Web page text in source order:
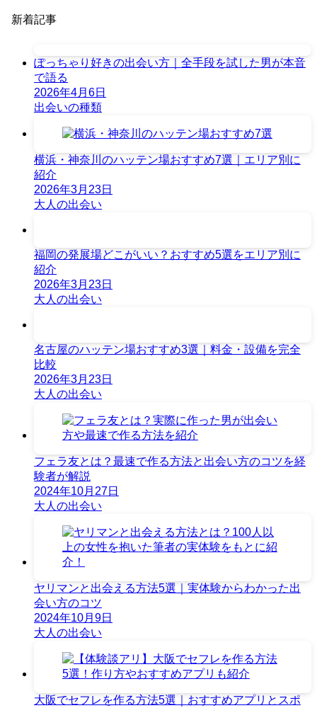
新着記事
ぽっちゃり好きの出会い方｜全手段を試した男が本音
で語る
2026年4月6日
出会いの種類
横浜・神奈川のハッテン場おすすめ7選｜エリア別に
紹介
2026年3月23日
大人の出会い
福岡の発展場どこがいい？おすすめ5選をエリア別に
紹介
2026年3月23日
大人の出会い
名古屋のハッテン場おすすめ3選｜料金・設備を完全
比較
2026年3月23日
大人の出会い
フェラ友とは？最速で作る方法と出会い方のコツを経
験者が解説
2024年10月27日
大人の出会い
ヤリマンと出会える方法5選｜実体験からわかった出
会い方のコツ
2024年10月9日
大人の出会い
大阪でセフレを作る方法5選｜おすすめアプリとスポ